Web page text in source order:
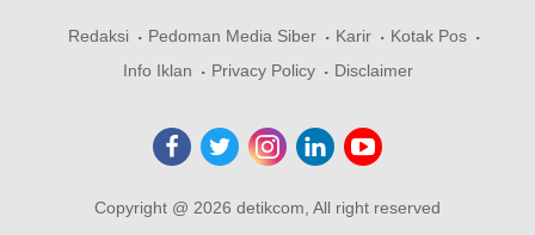
Redaksi Pedoman Media Siber Karir
Kotak Pos
Info Iklan
Privacy Policy Disclaimer
Copyright @ 2026 detikcom, All right reserved